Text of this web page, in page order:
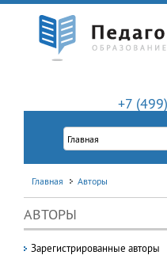
+7
Главная Авторы
АВТОРЫ
Зарегистрированные авторы